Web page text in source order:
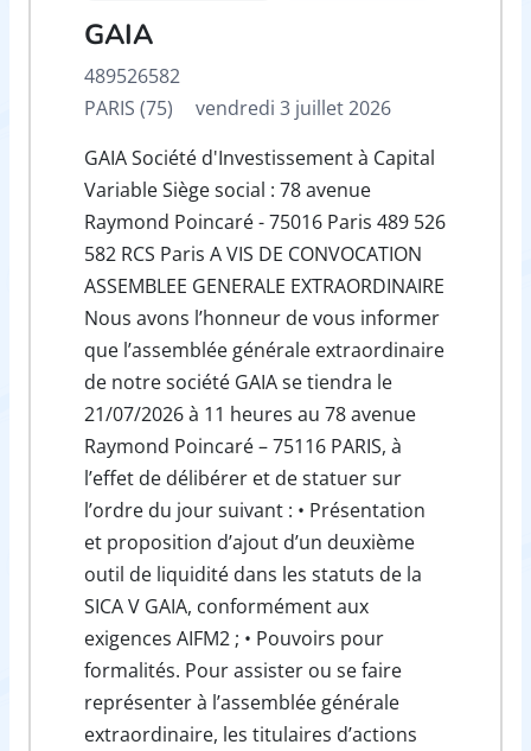
GAIA
489526582
PARIS (75)
vendredi 3 juillet 2026
GAIA Société d'Investissement à Capital
Variable Siège social : 78 avenue
Raymond Poincaré - 75016 Paris 489 526
582 RCS Paris A VIS DE CONVOCATION
ASSEMBLEE GENERALE EXTRAORDINAIRE
Nous avons l’honneur de vous informer
que l’assemblée générale extraordinaire
de notre société GAIA se tiendra le
21/07/2026 à 11 heures au 78 avenue
Raymond Poincaré – 75116 PARIS, à
l’effet de délibérer et de statuer sur
l’ordre du jour suivant : • Présentation
et proposition d’ajout d’un deuxième
outil de liquidité dans les statuts de la
SICA V GAIA, conformément aux
exigences AIFM2 ; • Pouvoirs pour
formalités. Pour assister ou se faire
représenter à l’assemblée générale
extraordinaire, les titulaires d’actions